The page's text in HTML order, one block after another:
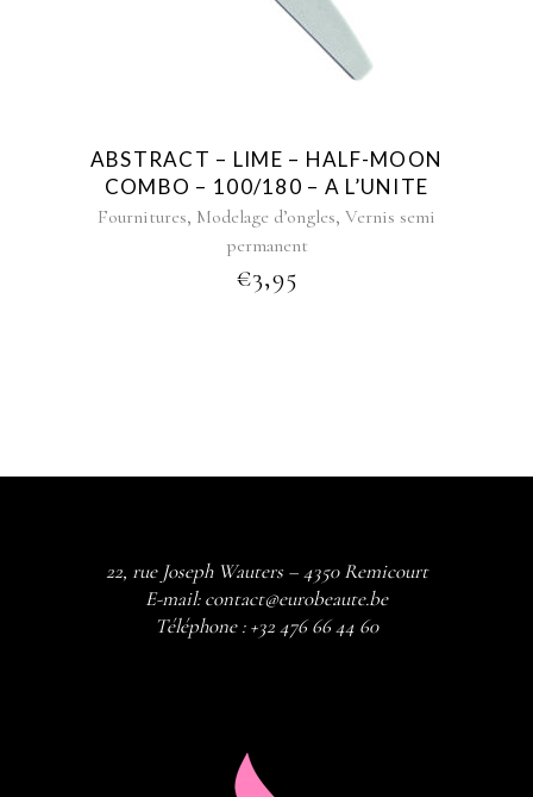
ABSTRACT – LIME – HALF-MOON
COMBO – 100/180 – A L’UNITE
Fournitures, Modelage d’ongles, Vernis semi
permanent
€3,95
22, rue Joseph Wauters – 4350 Remicourt
E-mail:contact@eurobeaute.be
Téléphone :+32 476 66 44 60